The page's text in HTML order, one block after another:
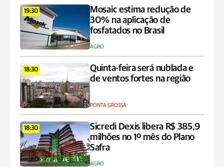
19:30
Mosaic estima redução de
30% na aplicação de
fosfatados no Brasil
AGRO
18:30
Quinta-feira será nublada e
de ventos fortes na região
PONTA GROSSA
18:30
Sicredi Dexis libera R$ 385,9
milhões no 1º mês do Plano
Safra
AGRO